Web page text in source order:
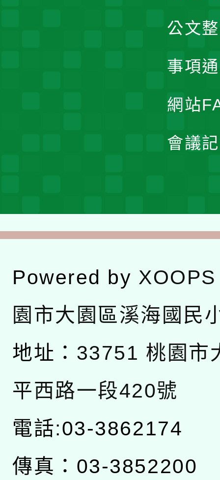
公文
事項
網站
會議
Powered by XOOPS
園市大園區溪海國民
地址： 33751 桃園市
平西路一段420號
電話:03-3862174
傳真：03-3852200